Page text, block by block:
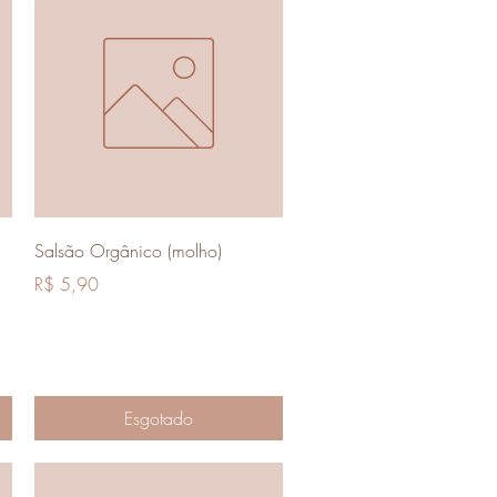
Visualização rápida
Salsão Orgânico (molho)
Preço
R$ 5,90
Esgotado